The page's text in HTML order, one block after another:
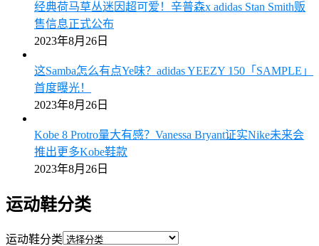
经典荷马草丛迷因超可爱！辛普森x adidas Stan Smith贩
售信息正式公布
2023年8月26日
这Samba怎么有点Ye味？adidas YEEZY 150「SAMPLE」
首度曝光！
2023年8月26日
Kobe 8 Protro量大有感？Vanessa Bryant证实Nike未来会
推出更多Kobe鞋款
2023年8月26日
运动鞋分类
运动鞋分类